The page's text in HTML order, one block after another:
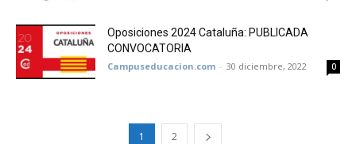
Oposiciones 2024 Cataluña: PUBLICADA
CONVOCATORIA
Campuseducacion.com - 30 diciembre, 2022 0
1 2